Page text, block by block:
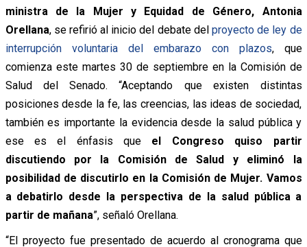
ministra de la Mujer y Equidad de Género, Antonia
Orellana, se refirió al inicio del debate del proyecto de ley de
interrupción voluntaria del embarazo con plazos, que
comienza este martes 30 de septiembre en la Comisión de
Salud del Senado. “Aceptando que existen distintas
posiciones desde la fe, las creencias, las ideas de sociedad,
también es importante la evidencia desde la salud pública y
ese es el énfasis que el Congreso quiso partir
discutiendo por la Comisión de Salud y eliminó la
posibilidad de discutirlo en la Comisión de Mujer. Vamos
a debatirlo desde la perspectiva de la salud pública a
partir de mañana”, señaló Orellana.
“El proyecto fue presentado de acuerdo al cronograma que